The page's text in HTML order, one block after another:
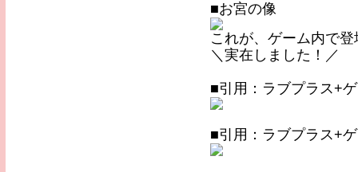
■お宮の像
これが、ゲーム内で
＼実在しました！／
■引用：ラブプラス+
■引用：ラブプラス+